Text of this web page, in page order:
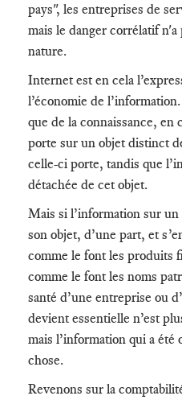
pays", les entreprises de
mais le danger corrélatif
nature.
Internet est en cela
l’économie de
que de la connaissance, en
porte sur un objet distinct
celle-ci porte, tandis que
détachée de cet objet.
Mais si l’information sur
son objet, d’une part, et
comme le font les produits
comme le font les noms
santé d’une entreprise ou
devient essentielle n’est
mais l’information qui a été
chose.
Revenons sur la